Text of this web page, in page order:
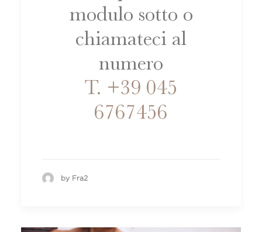
modulo sotto o
chiamateci al
numero
T. +39 045
6767456
by Fra2